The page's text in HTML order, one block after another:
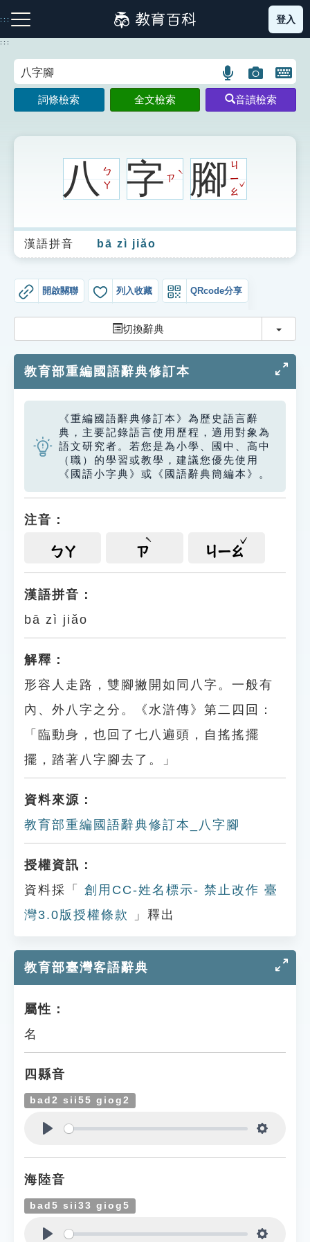
到
主
:::
注音索引圖示 筆畫索引圖示 部首索引表圖示
生字詞彙表
成語故事
索引選單
單字索引
生命大百科索引
遊戲專區
教學應用
貓頭鷹博士
登入
:::
語
言
搜
示
圖
片
搜
開
鍵
圖
詞條檢索 全文檢索 音讀檢索
八ㄅ
ㄚ
字ㄗ
ˋ 腳ㄐ
ㄧ
ㄠ
ˇ
漢語拼音 bā zì jiǎo
開啟關聯 列入收藏 QRcode分享
切換辭典 切換
教育部重編國語辭典修訂本
《重編國語辭典修訂本》為歷史語言辭
典，主要記錄語言使用歷程，適用對象為
語文研究者。若您是為小學、國中、高中
（職）的學習或教學，建議您優先使用
《國語小字典》或《國語辭典簡編本》。
注音：
ㄅㄚ ㄗ ㄐㄧㄠ
漢語拼音：
bā zì jiǎo
解釋：
形容人走路，雙腳撇開如同八字。一般有
內、外八字之分。《水滸傳》第二四回：
「臨動身，也回了七八遍頭，自搖搖擺
擺，踏著八字腳去了。」
資料來源：
教育部重編國語辭典修訂本_八字腳
授權資訊：
資料採「
創用CC-姓名標示- 禁止改作 臺
灣3.0版授權條款
」釋出
教育部臺灣客語辭典
屬性：
名
四縣音
bad2 sii55 giog2
海陸音
bad5 sii33 giog5